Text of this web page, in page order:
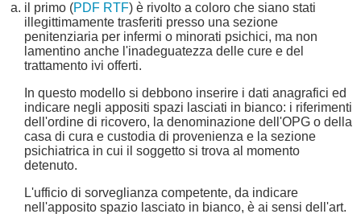
il primo (PDF RTF) è rivolto a coloro che siano stati
illegittimamente trasferiti presso una sezione
penitenziaria per infermi o minorati psichici, ma non
lamentino anche l'inadeguatezza delle cure e del
trattamento ivi offerti.
In questo modello si debbono inserire i dati anagrafici ed
indicare negli appositi spazi lasciati in bianco: i riferimenti
dell'ordine di ricovero, la denominazione dell'OPG o della
casa di cura e custodia di provenienza e la sezione
psichiatrica in cui il soggetto si trova al momento
detenuto.
L'ufficio di sorveglianza competente, da indicare
nell'apposito spazio lasciato in bianco, è ai sensi dell'art.